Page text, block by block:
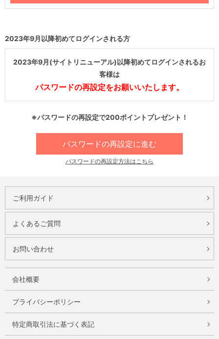
2023年9月以降初めてログインされる方
2023年9月(サイトリニューアル)以降初めてログインされるお
客様は
パスワードの再設定をお願いいたします。
※パスワードの再設定で200ポイントプレゼント！
パスワードの再設定に進む
パスワードの再設定方法はこちら
ご利用ガイド
よくあるご質問
お問い合わせ
会社概要
プライバシーポリシー
特定商取引法に基づく表記